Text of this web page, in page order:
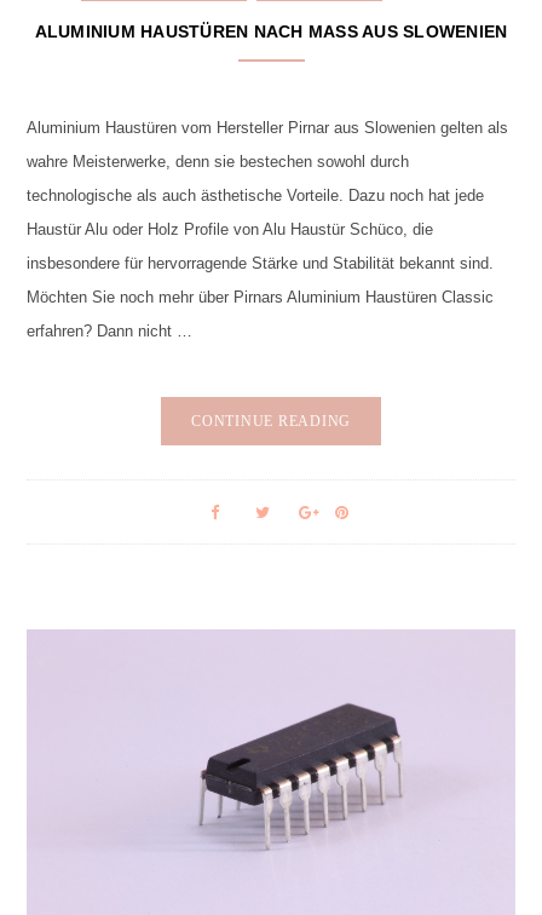
ALUMINIUM HAUSTÜREN NACH MASS AUS SLOWENIEN
Aluminium Haustüren vom Hersteller Pirnar aus Slowenien gelten als
wahre Meisterwerke, denn sie bestechen sowohl durch
technologische als auch ästhetische Vorteile. Dazu noch hat jede
Haustür Alu oder Holz Profile von Alu Haustür Schüco, die
insbesondere für hervorragende Stärke und Stabilität bekannt sind.
Möchten Sie noch mehr über Pirnars Aluminium Haustüren Classic
erfahren? Dann nicht …
CONTINUE READING